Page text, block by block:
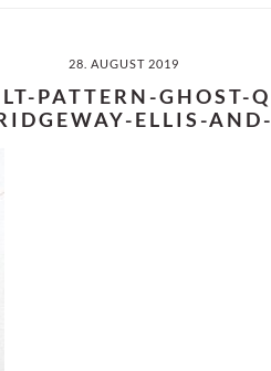
28. AUGUST 2019
PATTERN-GHOST-
ELLIS-